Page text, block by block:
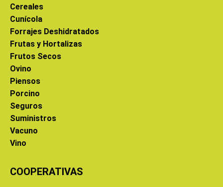
Cereales
Cunícola
Forrajes Deshidratados
Frutas y Hortalizas
Frutos Secos
Ovino
Piensos
Porcino
Seguros
Suministros
Vacuno
Vino
COOPERATIVAS